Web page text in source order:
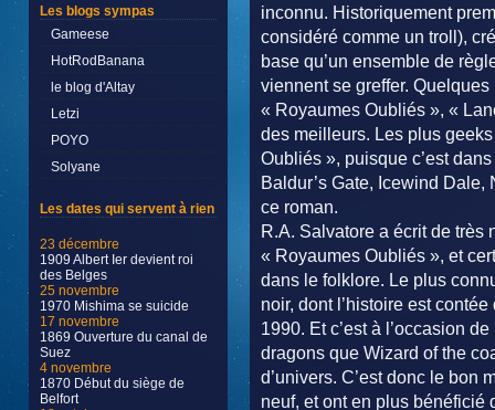
Les blogs sympas
Gameese
HotRodBanana
le blog d'Altay
Letzi
POYO
Solyane
Les dates qui servent à rien
23 décembre
1909 Albert Ier devient roi
des Belges
25 novembre
1970 Mishima se suicide
17 novembre
1869 Ouverture du canal de
Suez
4 novembre
1870 Début du siège de
Belfort
inconnu. Historiquement
considéré comme un troll),
base qu’un ensemble de
viennent se greffer.
« Royaumes Oubliés », «
des meilleurs. Les plus
Oubliés », puisque c’est
Baldur’s Gate, Icewind
ce roman.
R.A. Salvatore a écrit de très
« Royaumes Oubliés », et
dans le folklore. Le plus
noir, dont l’histoire est
1990. Et c’est à l’occasion
dragons que Wizard of the
d’univers. C’est donc le bon
neuf, et ont en plus bénéficié